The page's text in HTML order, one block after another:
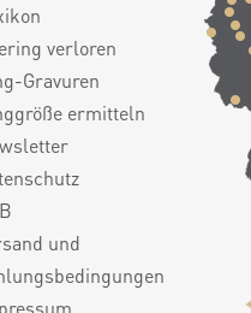
verloren
Gravuren
ermitteln
und